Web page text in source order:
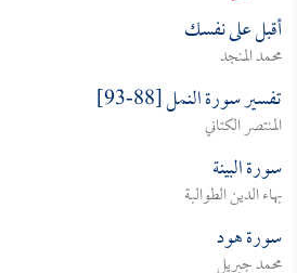
أقبل على نفسك
محمد المنجد
تفسير سورة النمل [88-93]
المنتصر الكتاني
سورة البينة
بهاء الدين الطوالبة
سورة هود
محمد جبريل